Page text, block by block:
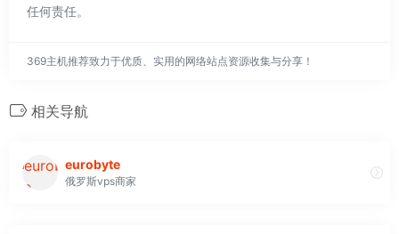
任何责任。
369主机推荐致力于优质、实用的网络站点资源收集与分享！
相关导航
eurobyte
俄罗斯vps商家